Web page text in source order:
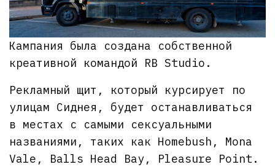
Кампания была создана собственной
креативной командой RB Studio.
Рекламный щит, который курсирует по
улицам Сиднея, будет останавливаться
в местах с самыми сексуальными
названиями, таких как Homebush, Mona
Vale, Balls Head Bay, Pleasure Point.